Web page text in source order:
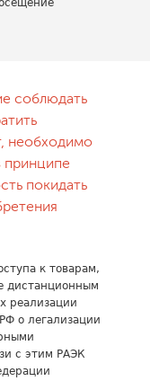
соблюдать
необходимо
принципе
покидать
к товарам,
дистанционным
реализации
о легализации
с этим РАЭК